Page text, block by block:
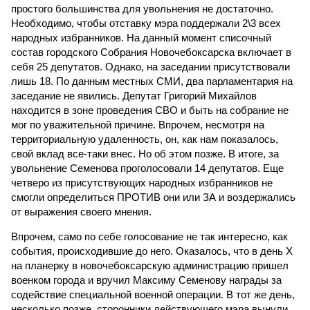
простого большинства для увольнения не достаточно.
Необходимо, чтобы отставку мэра поддержали 2\3 всех
народных избранников. На данный момент списочный
состав городского Собрания Новочебоксарска включает в
себя 25 депутатов. Однако, на заседании присутствовали
лишь 18. По данным местных СМИ, два парламентария на
заседание не явились. Депутат Григорий Михайлов
находится в зоне проведения СВО и быть на собрание не
мог по уважительной причине. Впрочем, несмотря на
территориальную удаленность, он, как нам показалось,
свой вклад все-таки внес. Но об этом позже. В итоге, за
увольнение Семенова проголосовали 14 депутатов. Еще
четверо из присутствующих народных избранников не
смогли определиться ПРОТИВ они или ЗА и воздержались
от выражения своего мнения.
Впрочем, само по себе голосование не так интересно, как
события, происходившие до него. Оказалось, что в день Х
на планерку в новочебоксарскую администрацию пришел
военком города и вручил Максиму Семенову награды за
содействие специальной военной операции. В тот же день,